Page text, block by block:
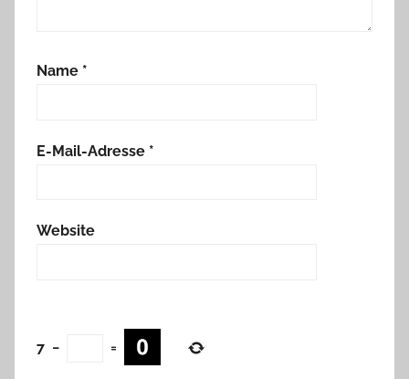
Name *
E-Mail-Adresse *
Website
7 − =